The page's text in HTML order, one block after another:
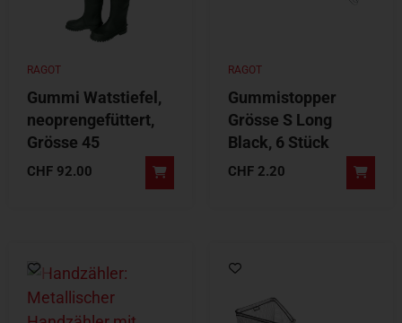
RAGOT
Gummi Watstiefel,
neoprengefüttert,
Grösse 45
CHF 92.00
RAGOT
Gummistopper
Grösse S Long
Black, 6 Stück
CHF 2.20